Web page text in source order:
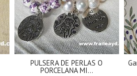
PULSERA DE PERLAS O
PORCELANA MI...